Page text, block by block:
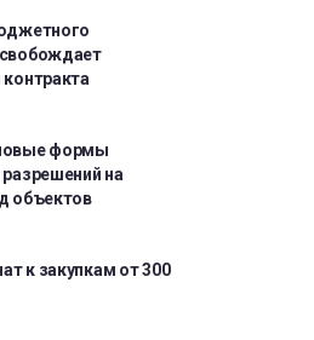
формы
на
объектов
к закупкам от 300